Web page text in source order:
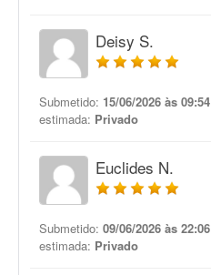
Deisy S.
Submetido: 15/06/2026 às 09:54
estimada: Privado
Euclides N.
Submetido: 09/06/2026 às 22:06
estimada: Privado